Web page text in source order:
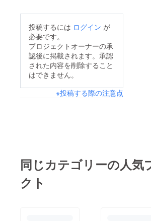
まだ暑いのでライン
ナップに悩んでおりま
す。
投稿するには ログイン が
必要です。
プロジェクトオーナーの承
認後に掲載されます。承認
された内容を削除すること
はできません。
※投稿する際の注意点
同じカテゴリーの人気
クト